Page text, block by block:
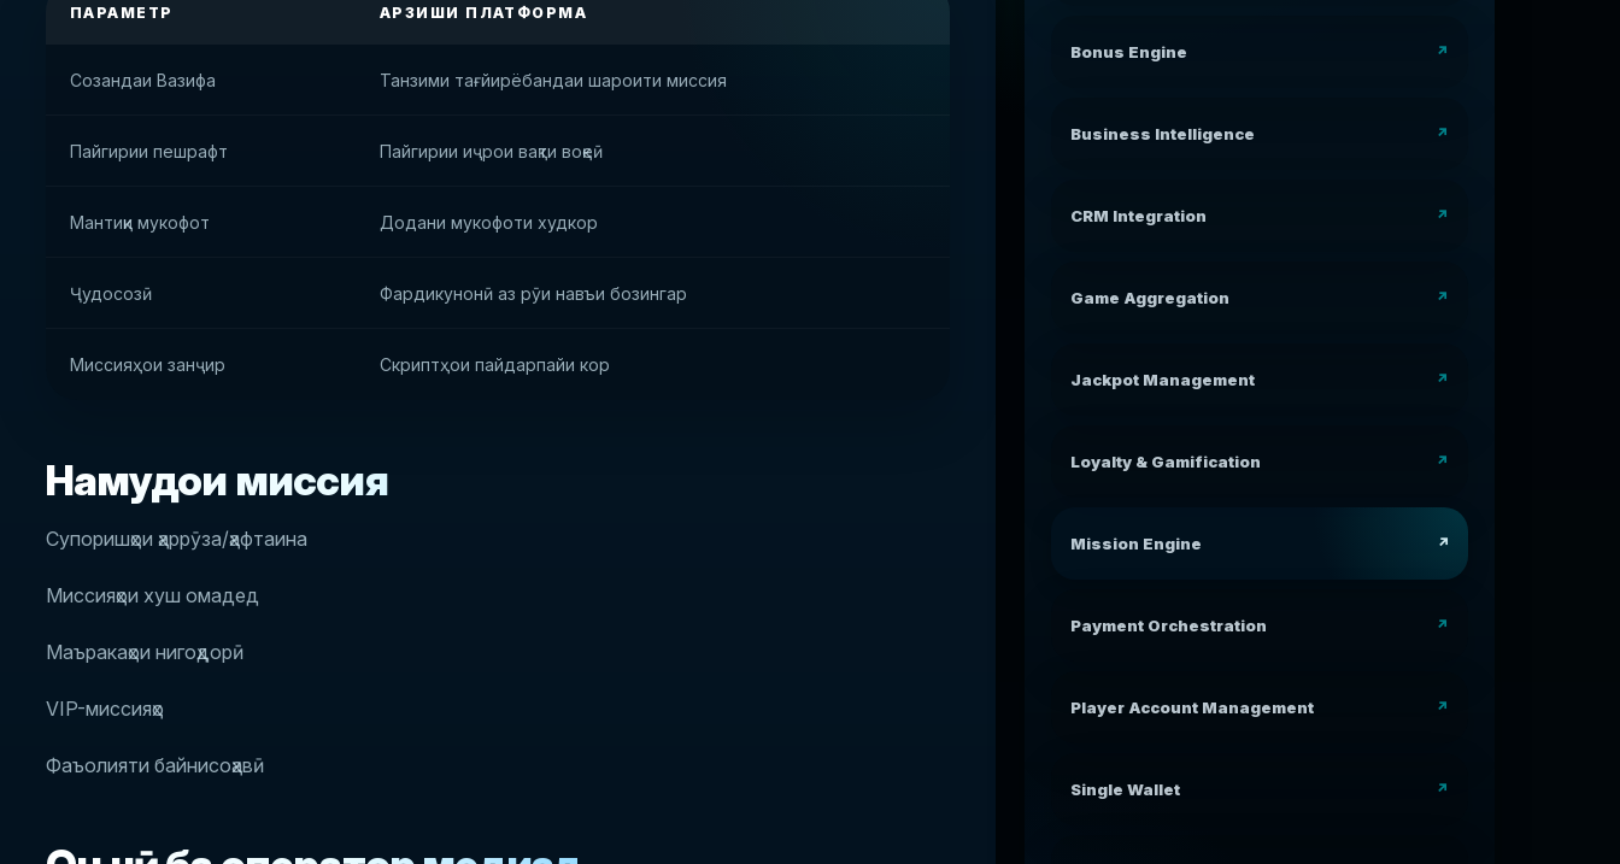
ПАРАМЕТР АРЗИШИ ПЛАТФОРМА
Созандаи Вазифа Танзими тағйирёбандаи шароити миссия
Пайгирии пешрафт Пайгирии иҷрои вақти воқеӣ
Мантиқи мукофот Додани мукофоти худкор
Ҷудосозӣ Фардикунонӣ аз рӯи навъи бозингар
Миссияҳои занҷир Скриптҳои пайдарпайи кор
Намудҳои миссия
Супоришҳои ҳаррӯза/ҳафтаина
Миссияҳои хуш омадед
Маъракаҳои нигоҳдорӣ
VIP-миссияҳо
Фаъолияти байнисоҳавӣ
Bonus Engine
Business Intelligence
CRM Integration
Game Aggregation
Jackpot Management
Loyalty & Gamification
Mission Engine
Payment Orchestration
Player Account Management
Single Wallet